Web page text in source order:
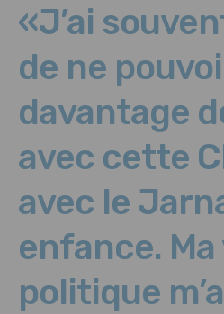
«J’ai
de ne
davantage
avec cette
avec le
enfance. Ma
politique